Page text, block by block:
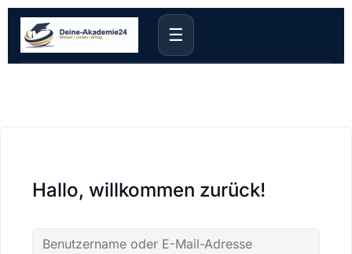
☰
Hallo, willkommen zurück!